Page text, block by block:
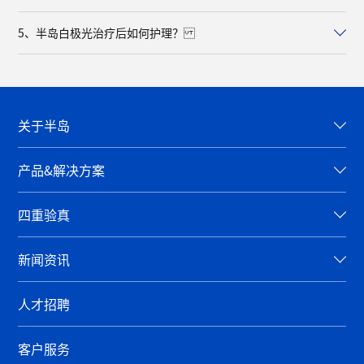
5、半岛白极光治疗后如何护理？
关于半岛
产品&解决方案
四重验真
新闻资讯
人才招聘
客户服务